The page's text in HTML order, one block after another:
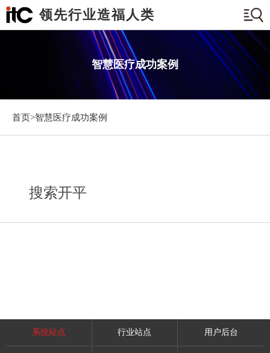
领先行业造福人类
智慧医疗成功案例
首页>智慧医疗成功案例
搜索开平
系统站点 行业站点 用户后台